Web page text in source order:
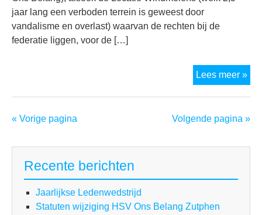
jaar lang een verboden terrein is geweest door
vandalisme en overlast) waarvan de rechten bij de
federatie liggen, voor de […]
Lees meer »
van
Volgende pagina »
« Vorige pagina
Recente berichten
Jaarlijkse Ledenwedstrijd
Statuten wijziging HSV Ons Belang Zutphen